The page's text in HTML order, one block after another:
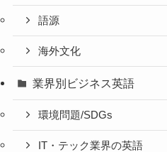
語源
海外文化
業界別ビジネス英語
環境問題/SDGs
IT・テック業界の英語